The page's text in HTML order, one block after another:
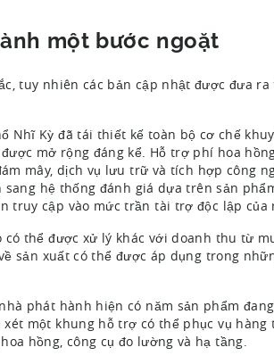
một bước ngoặt
tuy nhiên các bản cập nhật được đưa
Nhĩ Kỳ đã tái thiết kế toàn bộ cơ chế
mở rộng đáng kể. Hỗ trợ phí hoa
mây, dịch vụ lưu trữ và tích hợp công
hệ thống đánh giá dựa trên sản
truy cập vào mức trần tài trợ độc lập của
thể được xử lý khác với doanh thu từ
sản xuất có thể được áp dụng trong
phát hành hiện có năm sản phẩm
một khung hỗ trợ có thể phục vụ hàng
hồng, công cụ đo lường và hạ tầng.